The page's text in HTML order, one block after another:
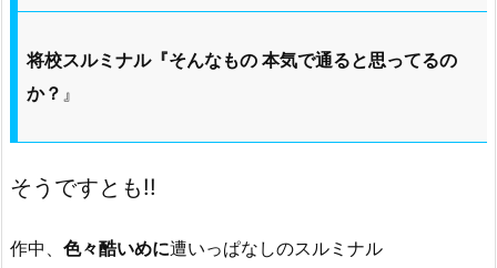
将校スルミナル『そんなもの 本気で通ると思ってるの
か？ 』
そうですとも!!
作中、 色々酷いめに遭いっぱなしのスルミナル